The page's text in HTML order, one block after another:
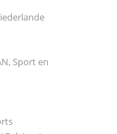
Sport en